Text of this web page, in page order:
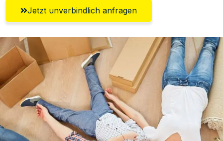
Jetzt unverbindlich anfragen